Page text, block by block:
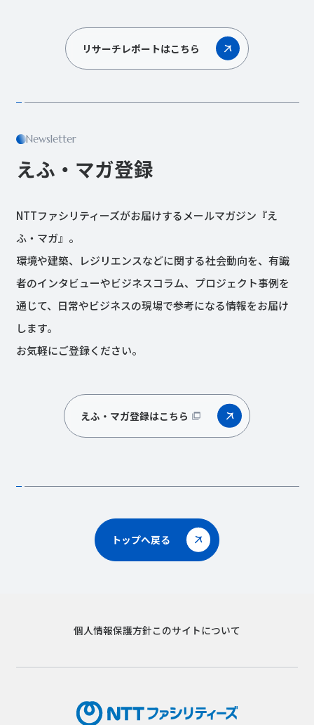
リサーチレポートはこちら
Newsletter
えふ・マガ登録
NTTファシリティーズがお届けするメールマガジン『え
ふ・マガ』。
環境や建築、レジリエンスなどに関する社会動向を、有識
者のインタビューやビジネスコラム、プロジェクト事例を
通じて、日常やビジネスの現場で参考になる情報をお届け
します。
お気軽にご登録ください。
えふ・マガ登録はこちら
トップへ戻る
個人情報保護方針このサイトについて